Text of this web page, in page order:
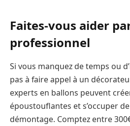
Faites-vous aider
professionnel
Si vous manquez de temps ou
pas à faire appel à un
experts en ballons peuvent
époustouflantes et s’occuper
démontage. Comptez entre